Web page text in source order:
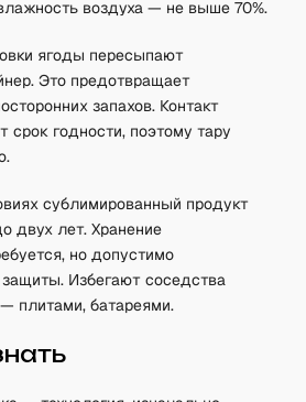
воздуха — не выше 70%.
ягоды пересыпают
Это предотвращает
запахов. Контакт
срок годности, поэтому тару
сублимированный продукт
двух лет. Хранение
но допустимо
Избегают соседства
плитами, батареями.